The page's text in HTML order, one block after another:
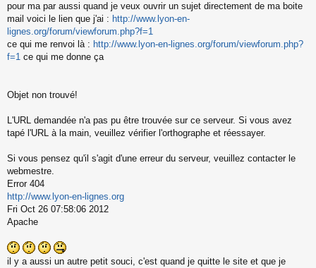
e
s
s
a
g
e
n
pour ma par aussi quand je veux ouvrir un sujet directement de ma boite
mail voici le lien que j'ai : http://www.lyon-en-
lignes.org/forum/viewforum.php?f=1
ce qui me renvoi là : http://www.lyon-en-lignes.org/forum/viewforum.php?
f=1 ce qui me donne ça
Objet non trouvé!
L'URL demandée n'a pas pu être trouvée sur ce serveur. Si vous avez
tapé l'URL à la main, veuillez vérifier l'orthographe et réessayer.
Si vous pensez qu'il s'agit d'une erreur du serveur, veuillez contacter le
webmestre.
Error 404
http://www.lyon-en-lignes.org
Fri Oct 26 07:58:06 2012
Apache
il y a aussi un autre petit souci, c'est quand je quitte le site et que je